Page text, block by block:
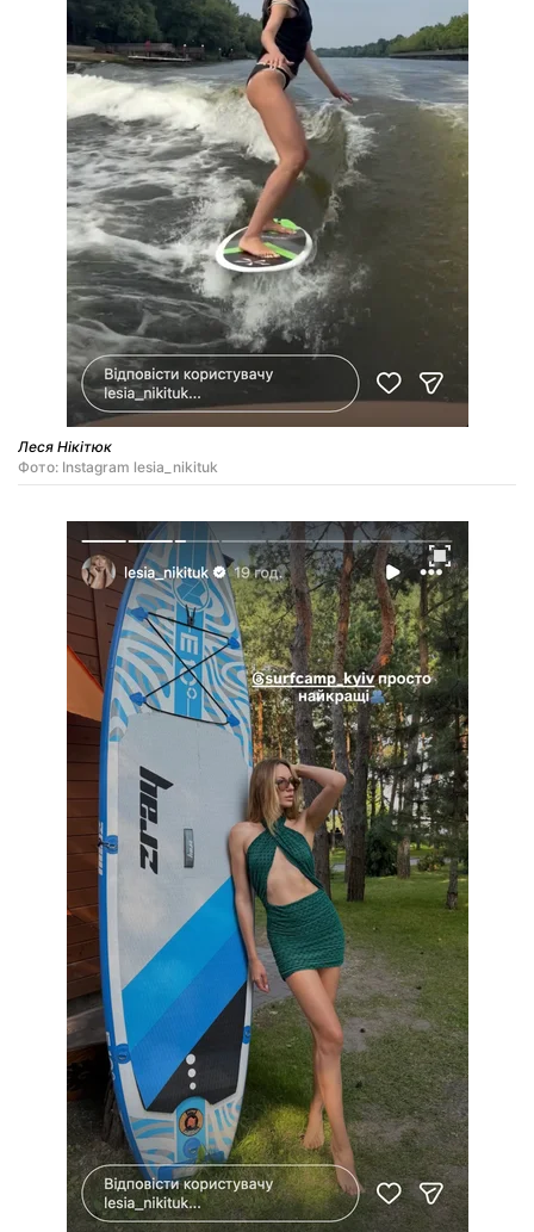
Леся Нікітюк
Фото: Instagram lesia_nikituk